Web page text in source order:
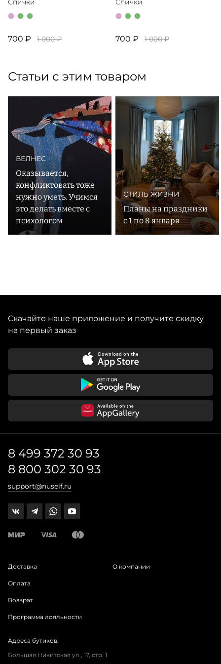
Спички
700 ₽ 1 000 ₽
Спички
700 ₽ 1 000 ₽
Статьи с этим товаром
ВЕЛНЕС
Оказывается,
конфликтовать тоже
нужно уметь. Учимся
это делать вместе с
психологом
СТИЛЬ ЖИЗНИ
Планы на праздники
с 1 по 8 января
Скачайте наше приложение и получите скидку
на первый заказ
8 499 372 30 93
8 800 302 30 93
support@nuself.ru
Доставка
Оплата
Возврат
Программа лояльности
О компании
Адреса бутиков:
Большая Никитская ул., 17, стр. 1